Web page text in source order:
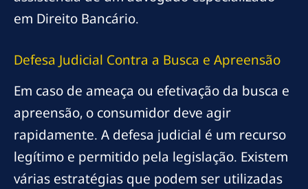
em Direito Bancário.
Defesa Judicial Contra a Busca e Apreensão
Em caso de ameaça ou efetivação da busca e
apreensão, o consumidor deve agir
rapidamente. A defesa judicial é um recurso
legítimo e permitido pela legislação. Existem
várias estratégias que podem ser utilizadas